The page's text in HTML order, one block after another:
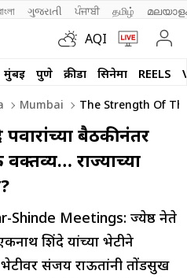
ગુજરાતી ਪੰਜਾਬੀ தமிழ்
AQI
मुंबई पुणे क्रीडा सिनेमा REELS
Mumbai The Strength Of
बैठकीनंतर
राज्याच्या
Shinde Meetings: ज्येष्ठ नेते
शिंदे यांच्या भेटीने
संजय राऊतांनी तोंडसुख